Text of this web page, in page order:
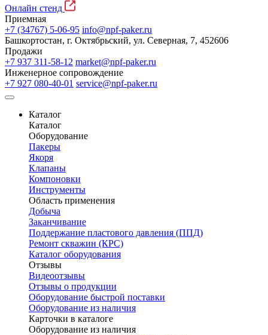
Онлайн стенд
Приемная
+7 (34767) 5-06-95 info@npf-paker.ru
Башкортостан, г. Октябрьский, ул. Северная, 7, 452606
Продажи
+7 937 311-58-12 market@npf-paker.ru
Инженерное сопровождение
+7 927 080-40-01 service@npf-paker.ru
Каталог
Каталог
Оборудование
Пакеры
Якоря
Клапаны
Компоновки
Инструменты
Область применения
Добыча
Заканчивание
Поддержание пластового давления (ППД)
Ремонт скважин (КРС)
Каталог оборудования
Отзывы
Видеоотзывы
Отзывы о продукции
Оборудование быстрой поставки
Оборудование из наличия
Карточки в каталоге
Оборудование из наличия